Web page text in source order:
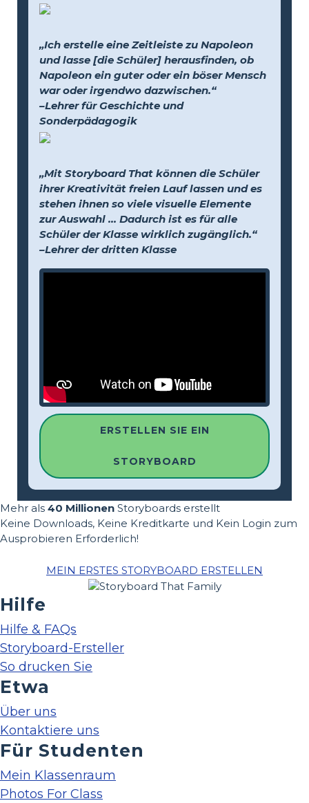
„Ich erstelle eine Zeitleiste zu Napoleon
und lasse [die Schüler] herausfinden, ob
Napoleon ein guter oder ein böser Mensch
war oder irgendwo dazwischen.“
–Lehrer für Geschichte und
Sonderpädagogik
„Mit Storyboard That können die Schüler
ihrer Kreativität freien Lauf lassen und es
stehen ihnen so viele visuelle Elemente
zur Auswahl … Dadurch ist es für alle
Schüler der Klasse wirklich zugänglich.“
–Lehrer der dritten Klasse
ERSTELLEN SIE EIN
STORYBOARD
Mehr als 40 Millionen Storyboards erstellt
Keine Downloads, Keine Kreditkarte und Kein Login zum
Ausprobieren Erforderlich!
MEIN ERSTES STORYBOARD ERSTELLEN
Hilfe
Hilfe & FAQs
Storyboard-Ersteller
So drucken Sie
Etwa
Über uns
Kontaktiere uns
Für Studenten
Mein Klassenraum
Photos For Class